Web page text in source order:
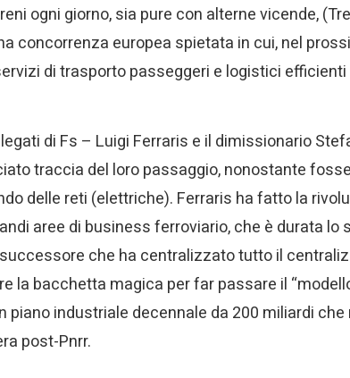
ogni giorno, sia pure con alterne vicende,
concorrenza europea spietata in cui, nel
di trasporto passeggeri e logistici efficienti
di Fs – Luigi Ferraris e il dimissionario
traccia del loro passaggio, nonostante
delle reti (elettriche). Ferraris ha fatto la
aree di business ferroviario, che è durata lo
che ha centralizzato tutto il
la bacchetta magica per far passare il
piano industriale decennale da 200 miliardi
post-Pnrr.